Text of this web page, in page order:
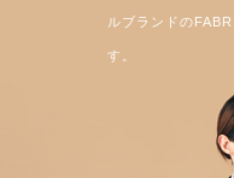
ルブランドの
す。